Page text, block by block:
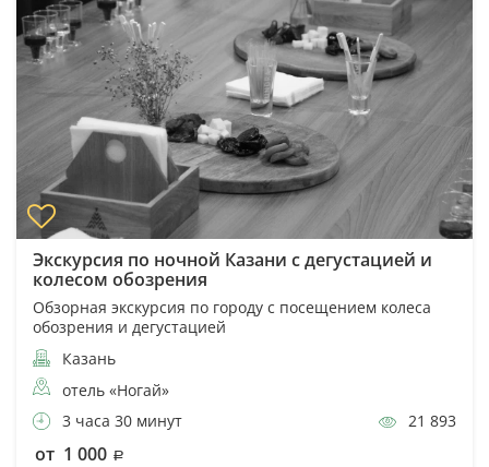
Экскурсия по ночной Казани с дегустацией и
колесом обозрения
Обзорная экскурсия по городу с посещением колеса
обозрения и дегустацией
Казань
отель «Ногай»
3 часа 30 минут
21 893
от 1 000